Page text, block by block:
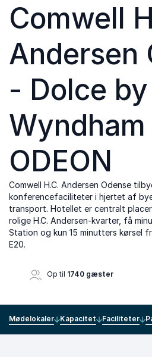
Comwell
Andersen
- Dolce by
ODEON
Comwell H.C. Andersen Odense
konferencefaciliteter i hjertet af
transport. Hotellet er centralt
rolige H.C. Andersen-kvarter, få
Station og kun 15 minutters kørsel
E20.
Op til 1740 gæster
Mødelokaler Kapacitet Faciliteter